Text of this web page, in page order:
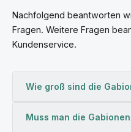
Nachfolgend beantworten
Fragen. Weitere Fragen
Kundenservice.
Wie groß sind die